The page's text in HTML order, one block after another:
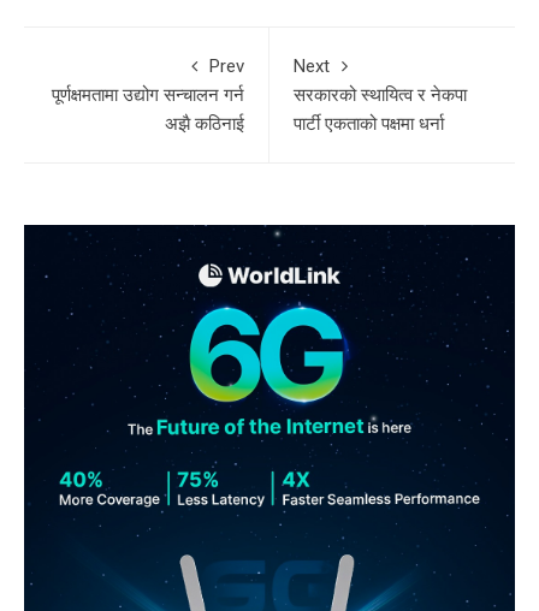
Prev
पूर्णक्षमतामा उद्योग सन्चालन गर्न
अझै कठिनाई
Next
सरकारको स्थायित्व र नेकपा
पार्टी एकताको पक्षमा धर्ना